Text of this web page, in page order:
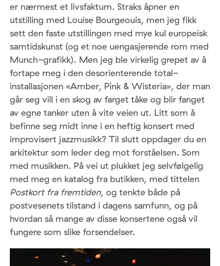
er nærmest et livsfaktum. Straks åpner en
utstilling med Louise Bourgeouis, men jeg fikk
sett den faste utstillingen med mye kul europeisk
samtidskunst (og et noe uengasjerende rom med
Munch-grafikk). Men jeg ble virkelig grepet av å
fortape meg i den desorienterende total-
installasjonen «Amber, Pink & Wisteria», der man
går seg vill i en skog av farget tåke og blir fanget
av egne tanker uten å vite veien ut. Litt som å
befinne seg midt inne i en heftig konsert med
improvisert jazzmusikk? Til slutt oppdager du en
arkitektur som leder deg mot forståelsen. Som
med musikken. På vei ut plukket jeg selvfølgelig
med meg en katalog fra butikken, med tittelen
Postkort fra fremtiden, og tenkte både på
postvesenets tilstand i dagens samfunn, og på
hvordan så mange av disse konsertene også vil
fungere som slike forsendelser.